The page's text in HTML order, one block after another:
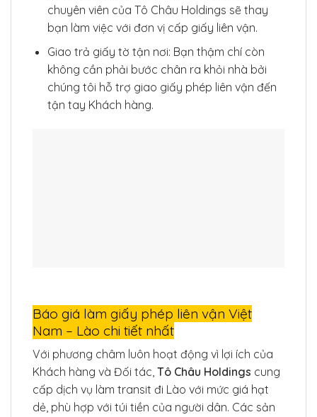
chuyên viên của Tô Châu Holdings sẽ thay
bạn làm việc với đơn vị cấp giấy liên vận.
Giao trả giấy tờ tận nơi: Bạn thậm chí còn
không cần phải bước chân ra khỏi nhà bởi
chúng tôi hỗ trợ giao giấy phép liên vận đến
tận tay Khách hàng.
Báo giá làm giấy phép liên vận Việt
Nam – Lào chi tiết nhất
Với phương châm luôn hoạt động vì lợi ích của
Khách hàng và Đối tác, Tô Châu Holdings cung
cấp dịch vụ làm transit đi Lào với mức giá hạt
dẻ, phù hợp với túi tiền của người dân. Các sản